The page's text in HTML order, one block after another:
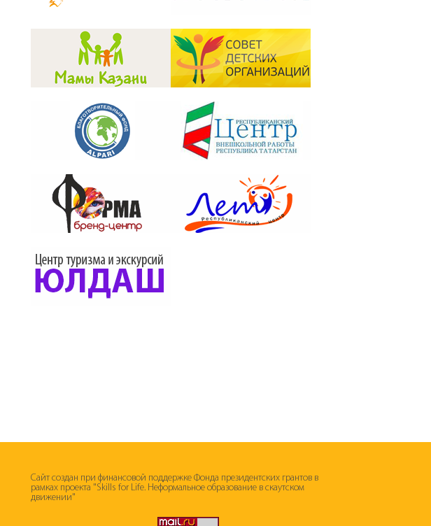
Сайт создан при финансовой поддержке Фонда президентских грантов в
рамках проекта "Skills for Life. Неформальное образование в скаутском
движении"